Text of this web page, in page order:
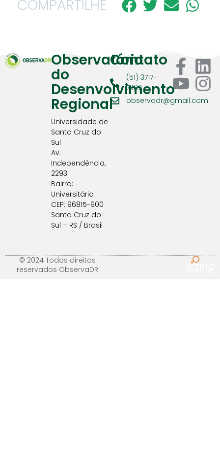
COMPARTILHE
Observatório
do
Desenvolvimento
Regional
Universidade de
Santa Cruz do
Sul
Av.
Independência,
2293
Bairro:
Universitário
CEP: 96815-900
Santa Cruz do
Sul – RS / Brasil
Contato
(51) 3717-
7392
observadr@gmail.com
© 2024 Todos direitos
reservados ObservaDR